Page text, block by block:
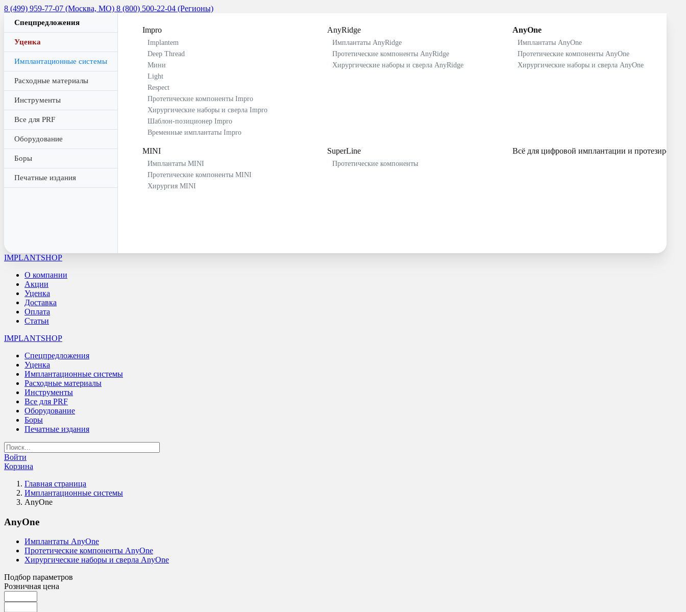
8 (499) 959-77-07 (Москва, МО) 8 (800) 500-22-04 (Регионы)
Спецпредложения
Уценка
Имплантационные системы
Расходные материалы
Инструменты
Все для PRF
Оборудование
Боры
Печатные издания
Impro
Implantem
Deep Thread
Мини
Light
Respect
Протетические компоненты Impro
Хирургические наборы и сверла Impro
Шаблон-позиционер Impro
Временные имплантаты Impro
AnyRidge
Имплантаты AnyRidge
Протетические компоненты AnyRidge
Хирургические наборы и сверла AnyRidge
AnyOne
Имплантаты AnyOne
Протетические компоненты AnyOne
Хирургические наборы и сверла AnyOne
MINI
Имплантаты MINI
Протетические компоненты MINI
Хирургия MINI
SuperLine
Протетические компоненты
Всё для цифровой имплантации и
IMPLANTSHOP
О компании
Акции
Уценка
Доставка
Оплата
Статьи
IMPLANTSHOP
Спецпредложения
Уценка
Имплантационные системы
Расходные материалы
Инструменты
Все для PRF
Оборудование
Боры
Печатные издания
Войти
Корзина
Главная страница
Имплантационные системы
AnyOne
AnyOne
Имплантаты AnyOne
Протетические компоненты AnyOne
Хирургические наборы и сверла AnyOne
Подбор параметров
Розничная цена